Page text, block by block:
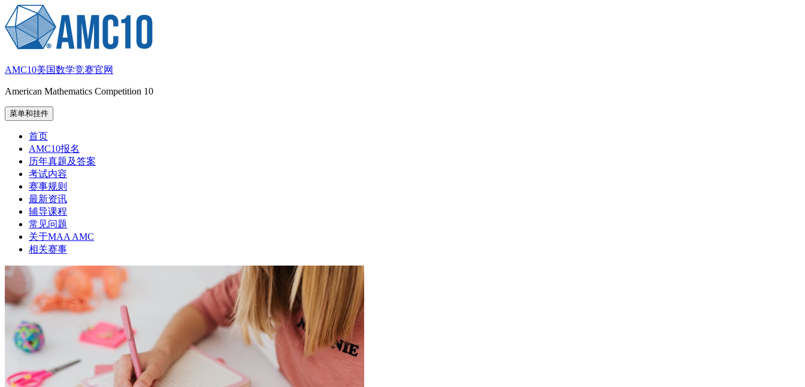
跳
至
内
AMC10美国数学竞赛官网
American Mathematics Competition 10
菜单和挂件
首页
AMC10报名
历年真题及答案
考试内容
赛事规则
最新资讯
辅导课程
常见问题
关于MAA AMC
相关赛事